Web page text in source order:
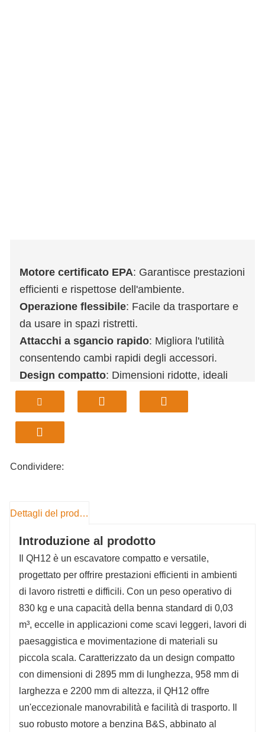
Motore certificato EPA: Garantisce prestazioni
efficienti e rispettose dell'ambiente.
Operazione flessibile: Facile da trasportare e
da usare in spazi ristretti.
Attacchi a sgancio rapido: Migliora l'utilità
consentendo cambi rapidi degli accessori.
Design compatto: Dimensioni ridotte, ideali
per la bonifica di terreni incolti e in pendenza.
Funzionalità versatile : Adatto per scavi,
frantumazione e altri lavori.
Condividere:
Dettagli del prodotto
Introduzione al prodotto
Il QH12 è un escavatore compatto e versatile,
progettato per offrire prestazioni efficienti in ambienti
di lavoro ristretti e difficili. Con un peso operativo di
830 kg e una capacità della benna standard di 0,03
m³, eccelle in applicazioni come scavi leggeri, lavori di
paesaggistica e movimentazione di materiali su
piccola scala. Caratterizzato da un design compatto
con dimensioni di 2895 mm di lunghezza, 958 mm di
larghezza e 2200 mm di altezza, il QH12 offre
un'eccezionale manovrabilità e facilità di trasporto. Il
suo robusto motore a benzina B&S, abbinato al